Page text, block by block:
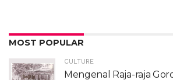
MOST POPULAR
CULTURE
Mengenal Raja-raja